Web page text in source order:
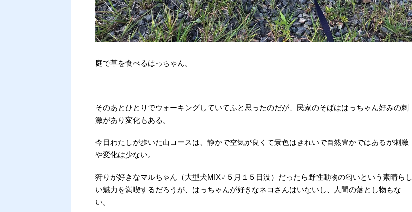
庭で草を食べるはっちゃん。
そのあとひとりでウォーキングしていてふと思ったのだが、民家のそばははっちゃん好みの刺
激があり変化もある。
今日わたしが歩いた山コースは、静かで空気が良くて景色はきれいで自然豊かではあるが刺激
や変化は少ない。
狩りが好きなマルちゃん（大型犬MIX♂５月１５日没）だったら野性動物の匂いという素晴らし
い魅力を満喫するだろうが、はっちゃんが好きなネコさんはいないし、人間の落とし物もな
い。